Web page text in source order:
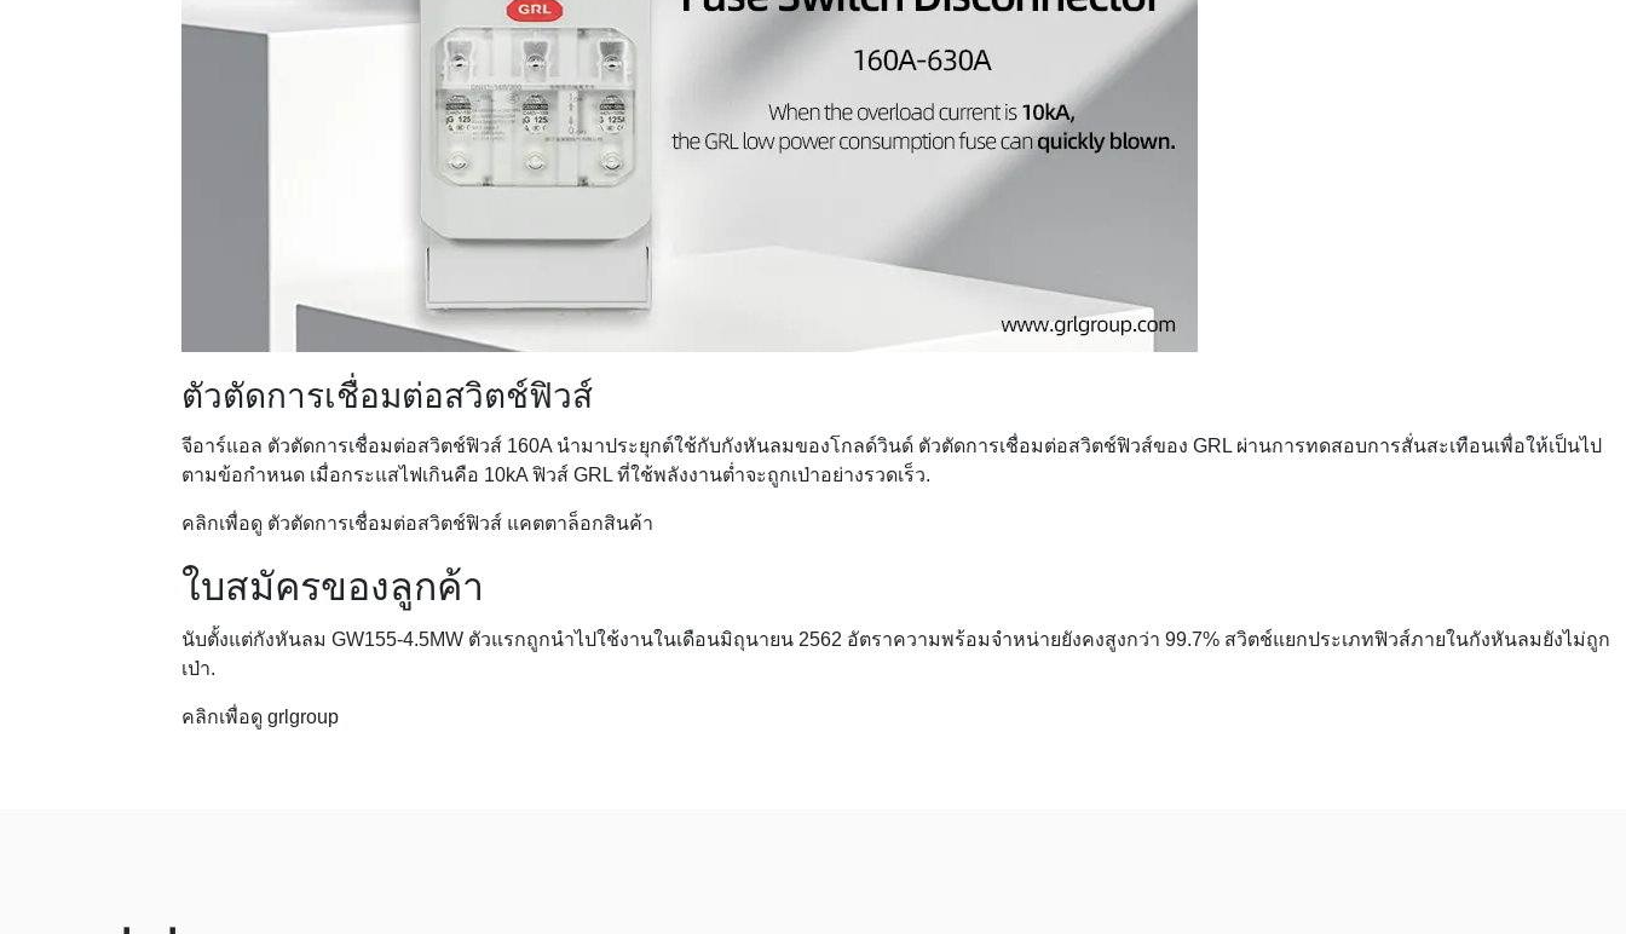
ตัวตัดการเชื่อมต่อสวิตช์ฟิวส์
จีอาร์แอล ตัวตัดการเชื่อมต่อสวิตช์ฟิวส์ 160A นำมาประยุกต์ใช้กับกังหันลมของโกลด์วินด์ ตัวตัดการเชื่อมต่อสวิตช์ฟิวส์ของ GRL ผ่านการทดสอบการสั่นสะเทือนเพื่อให้เป็นไป
ตามข้อกำหนด เมื่อกระแสไฟเกินคือ 10kA ฟิวส์ GRL ที่ใช้พลังงานต่ำจะถูกเป่าอย่างรวดเร็ว.
คลิกเพื่อดู ตัวตัดการเชื่อมต่อสวิตช์ฟิวส์ แคตตาล็อกสินค้า
ใบสมัครของลูกค้า
นับตั้งแต่กังหันลม GW155-4.5MW ตัวแรกถูกนำไปใช้งานในเดือนมิถุนายน 2562 อัตราความพร้อมจำหน่ายยังคงสูงกว่า 99.7% สวิตช์แยกประเภทฟิวส์ภายในกังหันลมยังไม่ถูก
เป่า.
คลิกเพื่อดู grlgroup